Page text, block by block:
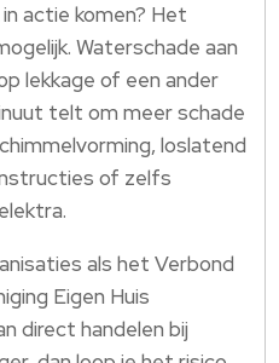
actie komen? Het
Waterschade aan
lekkage of een ander
telt om meer schade
loslatend
of zelfs
als het Verbond
Eigen Huis
direct handelen bij